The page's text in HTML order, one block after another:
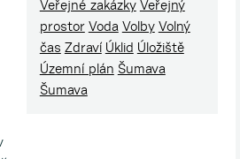
Veřejné zakázky Veřejný
prostor Voda Volby Volný
čas Zdraví Úklid Úložiště
Územní plán Šumava
Šumava